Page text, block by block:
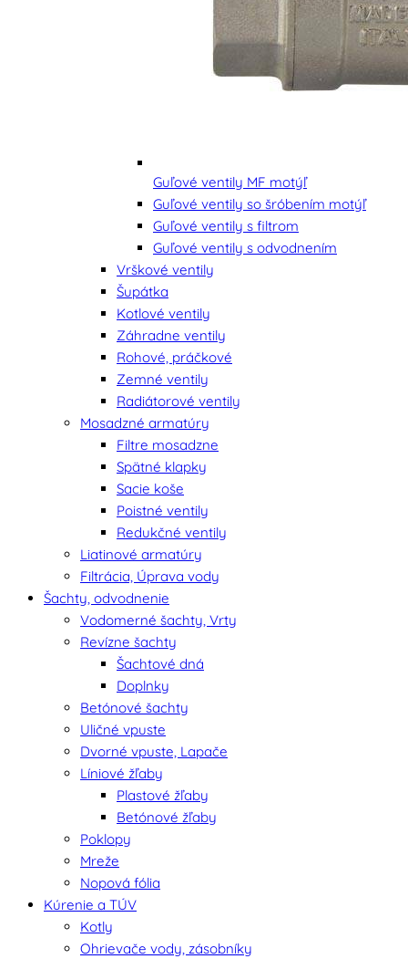
Guľové ventily MF motýľ
Guľové ventily so šróbením motýľ
Guľové ventily s filtrom
Guľové ventily s odvodnením
Vrškové ventily
Šupátka
Kotlové ventily
Záhradne ventily
Rohové, práčkové
Zemné ventily
Radiátorové ventily
Mosadzné armatúry
Filtre mosadzne
Spätné klapky
Sacie koše
Poistné ventily
Redukčné ventily
Liatinové armatúry
Filtrácia, Úprava vody
Šachty, odvodnenie
Vodomerné šachty, Vrty
Revízne šachty
Šachtové dná
Doplnky
Betónové šachty
Uličné vpuste
Dvorné vpuste, Lapače
Líniové žľaby
Plastové žľaby
Betónové žľaby
Poklopy
Mreže
Nopová fólia
Kúrenie a TÚV
Kotly
Ohrievače vody, zásobníky